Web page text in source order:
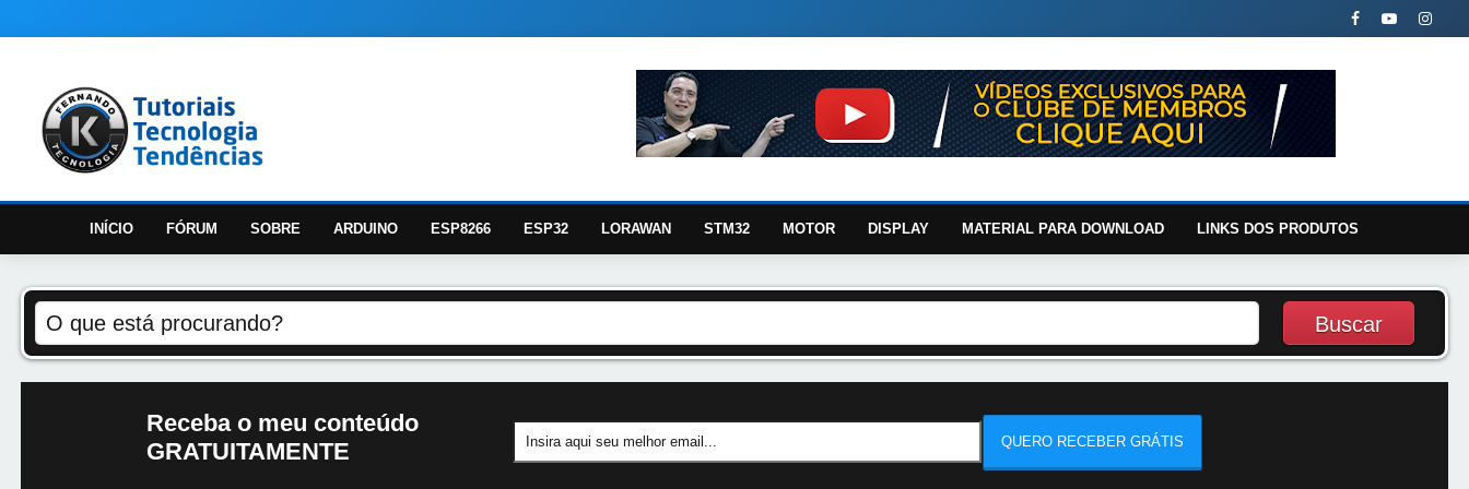
INÍCIO FÓRUM SOBRE ARDUINO ESP8266 ESP32 LORAWAN STM32 MOTOR DISPLAY MATERIAL PARA DOWNLOAD LINKS DOS PRODUTOS
Receba o meu conteúdo
GRATUITAMENTE
QUERO RECEBER GRÁTIS